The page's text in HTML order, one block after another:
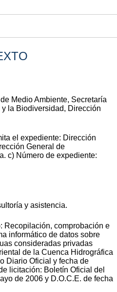
Medio Ambiente, Secretaría
la Biodiversidad, Dirección
el expediente: Dirección
General de
c) Número de expediente:
y asistencia.
Recopilación, comprobación e
informático de datos sobre
consideradas privadas
de la Cuenca Hidrográfica
Diario Oficial y fecha de
licitación: Boletín Oficial del
de 2006 y D.O.C.E. de fecha